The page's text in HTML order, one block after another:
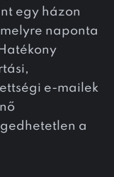
egy házon
naponta
e-mailek
a